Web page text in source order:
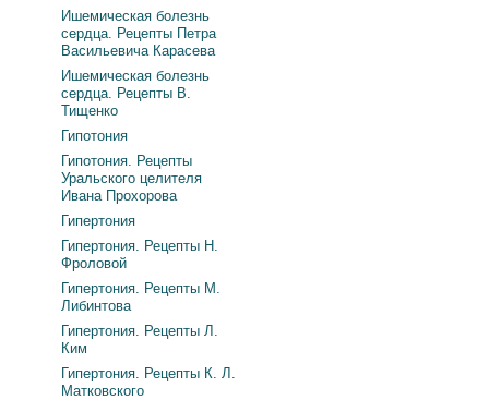
Ишемическая болезнь
сердца. Рецепты Петра
Васильевича Карасева
Ишемическая болезнь
сердца. Рецепты В.
Тищенко
Гипотония
Гипотония. Рецепты
Уральского целителя
Ивана Прохорова
Гипертония
Гипертония. Рецепты Н.
Фроловой
Гипертония. Рецепты М.
Либинтова
Гипертония. Рецепты Л.
Ким
Гипертония. Рецепты К. Л.
Матковского